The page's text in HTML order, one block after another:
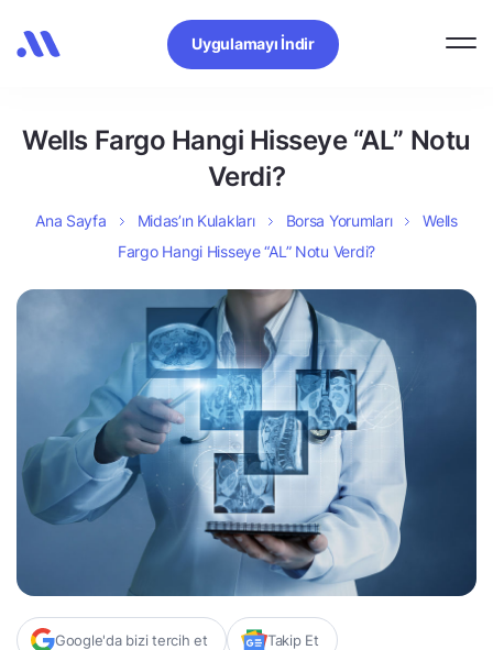
Uygulamayı İndir
Wells Fargo Hangi Hisseye “AL” Notu
Verdi?
Ana Sayfa Midas’ın Kulakları Borsa Yorumları
Wells
Fargo Hangi Hisseye “AL” Notu Verdi?
Google'da bizi tercih et Takip Et